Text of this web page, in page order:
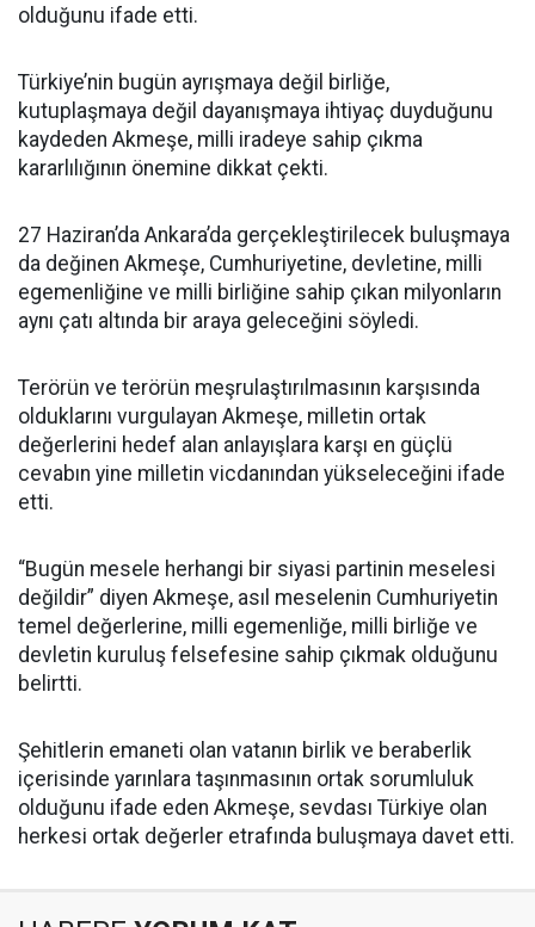
olduğunu ifade etti.
Türkiye’nin bugün ayrışmaya değil birliğe,
kutuplaşmaya değil dayanışmaya ihtiyaç duyduğunu
kaydeden Akmeşe, milli iradeye sahip çıkma
kararlılığının önemine dikkat çekti.
27 Haziran’da Ankara’da gerçekleştirilecek buluşmaya
da değinen Akmeşe, Cumhuriyetine, devletine, milli
egemenliğine ve milli birliğine sahip çıkan milyonların
aynı çatı altında bir araya geleceğini söyledi.
Terörün ve terörün meşrulaştırılmasının karşısında
olduklarını vurgulayan Akmeşe, milletin ortak
değerlerini hedef alan anlayışlara karşı en güçlü
cevabın yine milletin vicdanından yükseleceğini ifade
etti.
“Bugün mesele herhangi bir siyasi partinin meselesi
değildir” diyen Akmeşe, asıl meselenin Cumhuriyetin
temel değerlerine, milli egemenliğe, milli birliğe ve
devletin kuruluş felsefesine sahip çıkmak olduğunu
belirtti.
Şehitlerin emaneti olan vatanın birlik ve beraberlik
içerisinde yarınlara taşınmasının ortak sorumluluk
olduğunu ifade eden Akmeşe, sevdası Türkiye olan
herkesi ortak değerler etrafında buluşmaya davet etti.